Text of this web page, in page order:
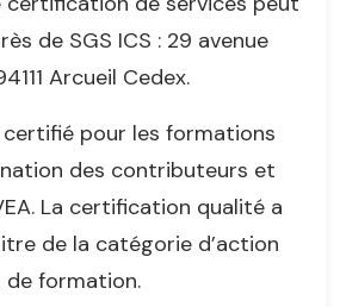
de SGS ICS : 29 avenue
Arcueil Cedex.
certifié pour les formations
des contributeurs et
La certification qualité a
de la catégorie d’action
de formation.